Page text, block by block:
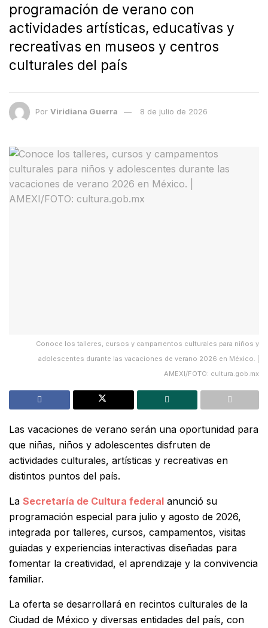
programación de verano con
actividades artísticas, educativas y
recreativas en museos y centros
culturales del país
Por Viridiana Guerra 8 de julio de 2026
Conoce los talleres, cursos y campamentos culturales para niños y
adolescentes durante las vacaciones de verano 2026 en México. |
AMEXI/FOTO: cultura.gob.mx
Las vacaciones de verano serán una oportunidad para
que niñas, niños y adolescentes disfruten de
actividades culturales, artísticas y recreativas en
distintos puntos del país.
La Secretaría de Cultura federal anunció su
programación especial para julio y agosto de 2026,
integrada por talleres, cursos, campamentos, visitas
guiadas y experiencias interactivas diseñadas para
fomentar la creatividad, el aprendizaje y la convivencia
familiar.
La oferta se desarrollará en recintos culturales de la
Ciudad de México y diversas entidades del país, con